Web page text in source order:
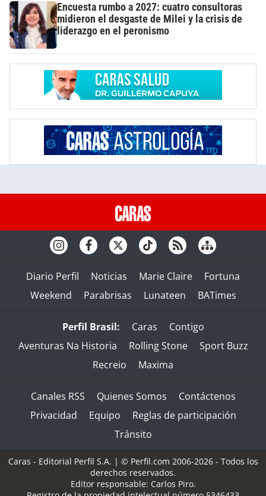
Encuesta rumbo a 2027: cuatro consultoras
midieron el desgaste de Milei y la crisis de
liderazgo en el peronismo
Diario Perfil Noticias Marie Claire
Fortuna
Weekend
Parabrisas Lunateen BATimes
Perfil Brasil: Caras
Contigo
Aventuras Na Historia
Rolling Stone
Sport Buzz
Recreio
Maxima
Canales RSS Quienes Somos
Contáctenos
Privacidad
Equipo
Reglas de participación
Tránsito
Caras - Editorial Perfil S.A. | © Perfil.com 2006-2026 - Todos los
derechos reservados.
Editor responsable: Carlos Piro.